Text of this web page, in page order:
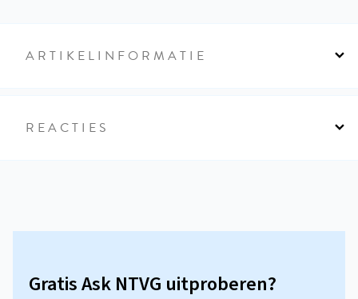
ARTIKELINFORMATIE
REACTIES
Gratis Ask NTVG uitproberen?